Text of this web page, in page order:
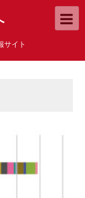
サイト